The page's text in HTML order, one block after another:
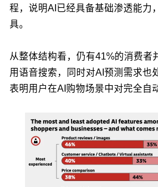
程，说明AI已经具备基础渗透能力
具。
从整体结构看，仍有41%的消费者
用语音搜索，同时对AI预测需求也
表明用户在AI购物场景中对完全自